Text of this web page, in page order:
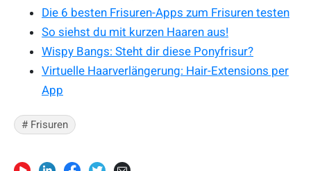
Die 6 besten Frisuren-Apps zum Frisuren testen
So siehst du mit kurzen Haaren aus!
Wispy Bangs: Steht dir diese Ponyfrisur?
Virtuelle Haarverlängerung: Hair-Extensions per
App
# Frisuren